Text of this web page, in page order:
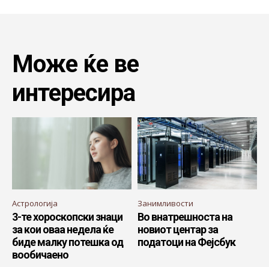
Може ќе ве
интересира
Астрологија
3-те хороскопски знаци
за кои оваа недела ќе
биде малку потешка од
вообичаено
Занимливости
Во внатрешноста на
новиот центар за
податоци на Фејсбук